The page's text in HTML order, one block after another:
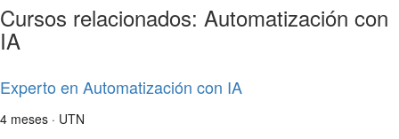
Cursos relacionados: Automatización con
IA
Experto en Automatización con IA
4 meses · UTN